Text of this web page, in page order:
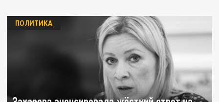
ПОЛИТИКА